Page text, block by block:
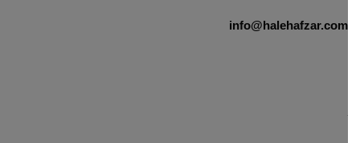
info@halehafzar.com